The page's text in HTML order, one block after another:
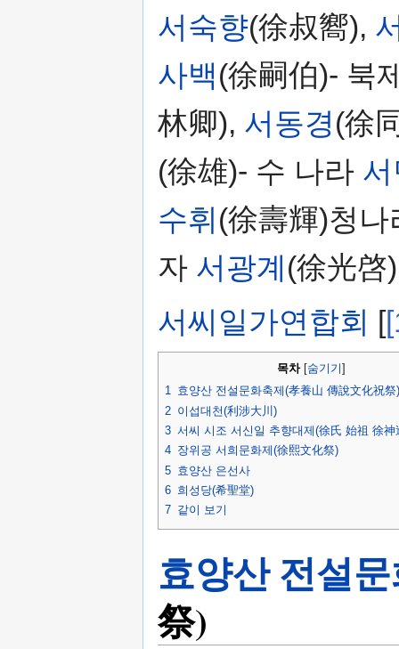
서숙향(徐叔嚮),
사백(徐嗣伯)- 북
林卿), 서동경(徐
(徐雄)- 수 나라
수휘 (徐壽輝)청
자 서광계 (徐光啓)
서씨일가연합회
[
목차[ 숨기기
1 효양산 전설문화축제(孝養山 傳說文化祝祭)
2 이섭대천(利涉大川)
3 서씨 시조 서신일 추향대제(徐氏 始祖 徐神
4 장위공 서희문화제(徐熙文化祭)
5 효양산 은선사
6 희성당(希聖堂)
7 같이 보기
효양산 전설
祭)